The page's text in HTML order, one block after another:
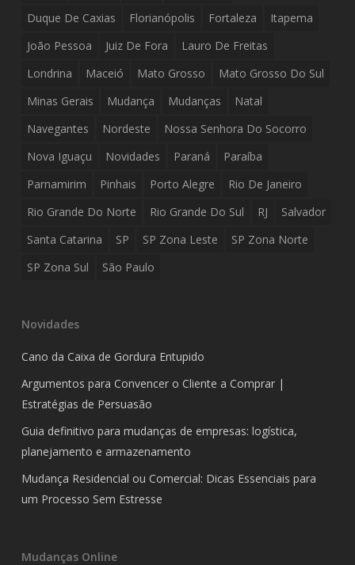
Duque De Caxias
Florianópolis Fortaleza
Itapema
João Pessoa
Juiz De Fora
Lauro De Freitas
Londrina
Maceió Mato Grosso
Mato Grosso Do Sul
Minas Gerais
Mudança Mudanças
Natal
Navegantes
Nordeste
Nossa Senhora Do Socorro
Nova Iguaçu
Novidades Paraná
Paraíba
Parnamirim
Pinhais Porto Alegre
Rio De Janeiro
Rio Grande Do Norte
Rio Grande Do Sul RJ
Salvador
Santa Catarina
SP SP Zona Leste
SP Zona Norte
SP Zona Sul
São Paulo
Novidades
Cano da Caixa de Gordura Entupido
Argumentos para Convencer o Cliente a Comprar |
Estratégias de Persuasão
Guia definitivo para mudanças de empresas: logística,
planejamento e armazenamento
Mudança Residencial ou Comercial: Dicas Essenciais para
um Processo Sem Estresse
Mudanças Online